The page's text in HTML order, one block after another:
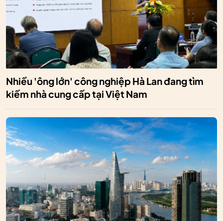
Nhiều 'ông lớn' công nghiệp Hà Lan đang tìm
kiếm nhà cung cấp tại Việt Nam